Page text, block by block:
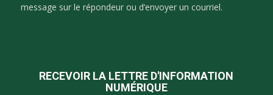
message sur le répondeur ou d’envoyer un courriel.
RECEVOIR LA LETTRE D'INFORMATION
NUMÉRIQUE